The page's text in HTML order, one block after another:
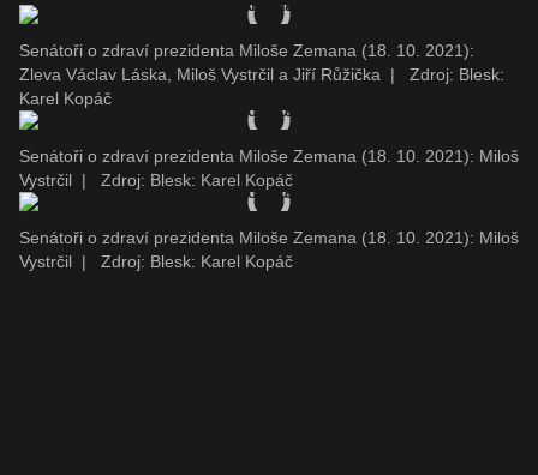
Senátoři o zdraví prezidenta Miloše Zemana (18. 10. 2021):
Zleva Václav Láska, Miloš Vystrčil a Jiří Růžička
|
Zdroj: Blesk:
Karel Kopáč
Senátoři o zdraví prezidenta Miloše Zemana (18. 10. 2021): Miloš
Vystrčil | Zdroj: Blesk: Karel Kopáč
Senátoři o zdraví prezidenta Miloše Zemana (18. 10. 2021): Miloš
Vystrčil | Zdroj: Blesk: Karel Kopáč